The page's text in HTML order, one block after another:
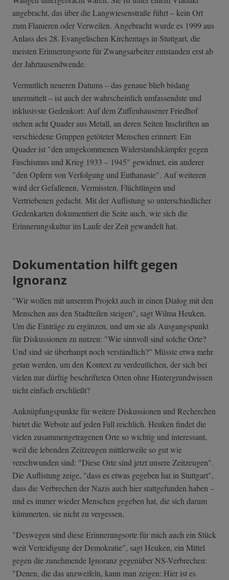
angebracht, das über die Langwiesenstraße führt – kein Ort
zum Flanieren oder Verweilen. Angebracht wurde es 1999 aus
Anlass des 28. Evangelischen Kirchentags in Stuttgart, die
meisten Erinnerungsorte für Zwangsarbeiter entstanden erst ab
der Jahrtausendwende.
Vermutlich neueren Datums – das genaue blieb bislang
unermittelt – ist auch der wahrscheinlich umfassendste und
inklusivste Gedenkort: Auf dem Zuffenhausener Friedhof
stehen acht Quader aus Metall, an deren Seiten Inschriften an
verschiedene Gruppen getöteter Menschen erinnert: Ein
Quader ist "den umgekommenen Widerstandskämpfer gegen
Faschismus und Krieg 1933 – 1945" gewidmet, ein anderer
"den Opfern von Verfolgung und Euthanasie". Auf weiteren
wird der Gefallenen, Vermissten, Flüchtlingen und
Vertriebenen gedacht. Mit der Auflistung so unterschiedlicher
Gedenkarten dokumentiert die Seite auch, wie sich die
Erinnerungskultur im Laufe der Zeit gewandelt hat.
Dokumentation hilft gegen
Ignoranz
"Wir wollen mit unserem Projekt auch in einen Dialog mit den
Menschen aus den Stadtteilen steigen", sagt Wilma Heuken.
Um die Einträge zu ergänzen, und um sie als Ausgangspunkt
für Diskussionen zu nutzen: "Wie sinnvoll sind solche Orte?
Und sind sie überhaupt noch verständlich?" Müsste etwa mehr
getan werden, um den Kontext zu verdeutlichen, der sich bei
vielen nur dürftig beschrifteten Orten ohne Hintergrundwissen
nicht einfach erschließt?
Anknüpfungspunkte für weitere Diskussionen und Recherchen
bietet die Website auf jeden Fall reichlich. Heuken findet die
vielen zusammengetragenen Orte so wichtig und interessant,
weil die lebenden Zeitzeugen mittlerweile so gut wie
verschwunden sind: "Diese Orte sind jetzt unsere Zeitzeugen".
Die Auflistung zeige, "dass es etwas gegeben hat in Stuttgart",
dass die Verbrechen der Nazis auch hier stattgefunden haben –
und es immer wieder Menschen gegeben hat, die sich darum
kümmerten, sie nicht zu vergessen.
"Deswegen sind diese Erinnerungsorte für mich auch ein Stück
weit Verteidigung der Demokratie", sagt Heuken, ein Mittel
gegen die zunehmende Ignoranz gegenüber NS-Verbrechen:
"Denen, die das anzweifeln, kann man zeigen: Hier ist es